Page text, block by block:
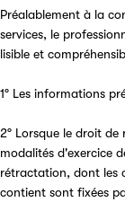
Préalablement à la
services, le
lisible et
1° Les informations
2° Lorsque le droit
modalités d'exercice
rétractation, dont les
contient sont fixées